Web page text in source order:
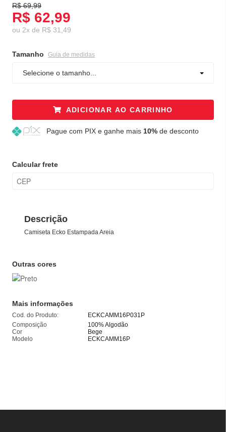
R$ 69,99
R$ 62,99
ou 2x de R$ 31,49
Tamanho Guia de medidas
Selecione o tamanho...
ADICIONAR AO CARRINHO
Pague com PIX e ganhe mais 10%de desconto
Calcular frete
Descrição
Camiseta Ecko Estampada Areia
Outras cores
Mais informações
Cod. do Produto:
ECKCAMM16P031P
Composição
100% Algodão
Cor
Bege
Modelo
ECKCAMM16P